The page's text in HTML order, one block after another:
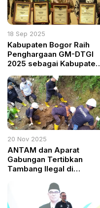
18 Sep 2025
Kabupaten Bogor Raih
Penghargaan GM-DTGI
2025 sebagai Kabupaten
Indonesia
20 Nov 2025
ANTAM dan Aparat
Gabungan Tertibkan
Tambang Ilegal di